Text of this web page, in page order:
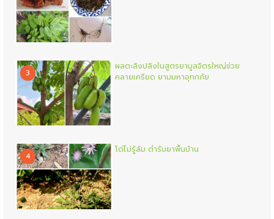
3
ผลตะลิงปลิงในสูตรยามูลจิตรใหญ่ช่วย
คลายเครียด ยามมหาอุทกภัย
4
โด่ไม่รู้ล้ม ตำรับยาพื้นบ้าน